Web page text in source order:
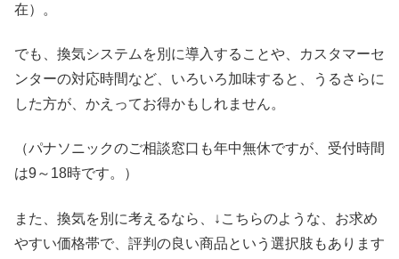
在）。
でも、換気システムを別に導入することや、カスタマーセ
ンターの対応時間など、いろいろ加味すると、うるさらに
した方が、かえってお得かもしれません。
（パナソニックのご相談窓口も年中無休ですが、受付時間
は9～18時です。）
また、換気を別に考えるなら、↓こちらのような、お求め
やすい価格帯で、評判の良い商品という選択肢もあります